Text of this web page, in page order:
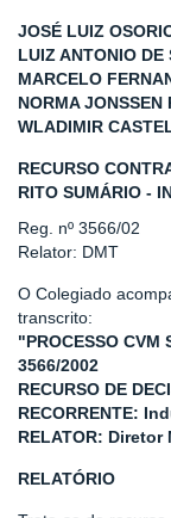
JOSÉ LUIZ
LUIZ ANTONIO DE
MARCELO
NORMA JONSSEN
WLADIMIR
RECURSO
RITO SUMÁRIO -
Reg. nº 3566/02
Relator: DMT
O Colegiado
transcrito:
"PROCESSO CVM
3566/2002
RECURSO DE
RECORRENTE:
RELATOR: Diretor
RELATÓRIO